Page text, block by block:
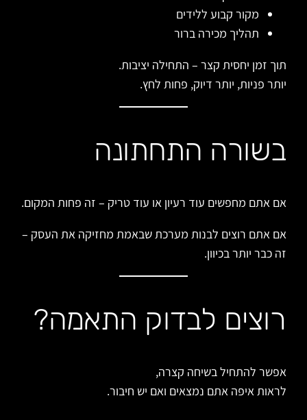
מקור קבוע ללידים
תהליך מכירה ברור
תוך זמן יחסית קצר – התחילה יציבות.
יותר פניות, יותר דיוק, פחות לחץ.
בשורה התחתונה
אם אתם מחפשים עוד רעיון או עוד טריק – זה פחות המקום.
אם אתם רוצים לבנות מערכת שבאמת מחזיקה את העסק –
זה כבר יותר בכיוון.
רוצים לבדוק התאמה?
אפשר להתחיל בשיחה קצרה,
לראות איפה אתם נמצאים ואם יש חיבור.